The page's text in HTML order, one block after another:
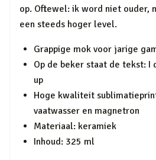
op. Oftewel: ik word niet ouder,
een steeds hoger level.
Grappige mok voor jarige
Op de beker staat de tekst: I
up
Hoge kwaliteit
vaatwasser en magnetron
Materiaal: keramiek
Inhoud: 325 ml